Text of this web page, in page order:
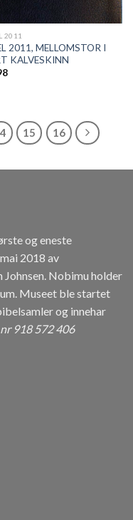
2011
2011, MELLOMSTOR I
KALVESKINN
15 16
og eneste
2018 av
Nobimu holder
Museet ble startet
og innehar
918 572 406